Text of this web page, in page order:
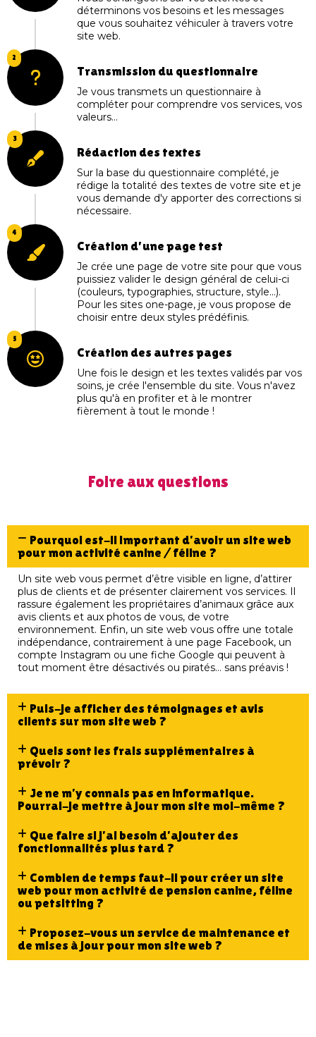
déterminons vos besoins et les messages
que vous souhaitez véhiculer à travers votre
site web.
2
Transmission du questionnaire
Je vous transmets un questionnaire à
compléter pour comprendre vos services, vos
valeurs...
3
Rédaction des textes
Sur la base du questionnaire complété, je
rédige la totalité des textes de votre site et je
vous demande d'y apporter des corrections si
nécessaire.
4
Création d'une page test
Je crée une page de votre site pour que vous
puissiez valider le design général de celui-ci
(couleurs, typographies, structure, style...).
Pour les sites one-page, je vous propose de
choisir entre deux styles prédéfinis.
5
Création des autres pages
Une fois le design et les textes validés par vos
soins, je crée l'ensemble du site. Vous n'avez
plus qu'à en profiter et à le montrer
fièrement à tout le monde !
Foire aux questions
Pourquoi est-il important d’avoir un site web
pour mon activité canine / féline ?
Un site web vous permet d’être visible en ligne, d’attirer
plus de clients et de présenter clairement vos services. Il
rassure également les propriétaires d’animaux grâce aux
avis clients et aux photos de vous, de votre
environnement. Enfin, un site web vous offre une totale
indépendance, contrairement à une page Facebook, un
compte Instagram ou une fiche Google qui peuvent à
tout moment être désactivés ou piratés… sans préavis !
Puis-je afficher des témoignages et avis
clients sur mon site web ?
Quels sont les frais supplémentaires à
prévoir ?
Je ne m’y connais pas en informatique.
Pourrai-je mettre à jour mon site moi-même ?
Que faire si j’ai besoin d’ajouter des
fonctionnalités plus tard ?
Combien de temps faut-il pour créer un site
web pour mon activité de pension canine, féline
ou petsitting ?
Proposez-vous un service de maintenance et
de mises à jour pour mon site web ?